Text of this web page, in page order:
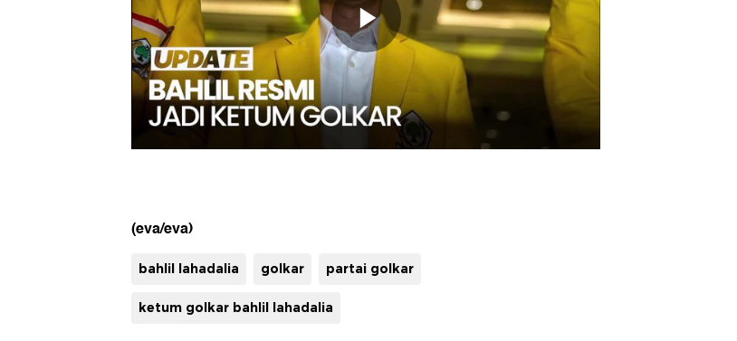
(eva/eva)
bahlil lahadalia golkar partai golkar
ketum golkar bahlil lahadalia